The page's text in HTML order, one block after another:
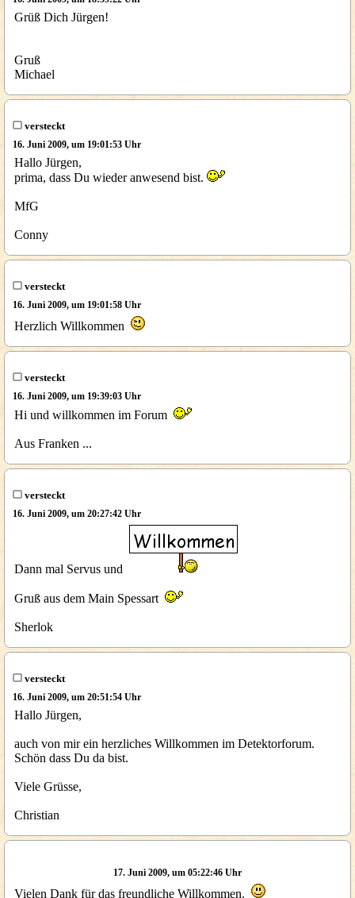
Grüß Dich Jürgen!
Gruß
Michael
versteckt
16. Juni 2009, um 19:01:53 Uhr
Hallo Jürgen,
prima, dass Du wieder anwesend bist.
MfG
Conny
versteckt
16. Juni 2009, um 19:01:58 Uhr
Herzlich Willkommen
versteckt
16. Juni 2009, um 19:39:03 Uhr
Hi und willkommen im Forum
Aus Franken ...
versteckt
16. Juni 2009, um 20:27:42 Uhr
Dann mal Servus und
Gruß aus dem Main Spessart
Sherlok
versteckt
16. Juni 2009, um 20:51:54 Uhr
Hallo Jürgen,
auch von mir ein herzliches Willkommen im Detektorforum.
Schön dass Du da bist.
Viele Grüsse,
Christian
17. Juni 2009, um 05:22:46 Uhr
Vielen Dank für das freundliche Willkommen.